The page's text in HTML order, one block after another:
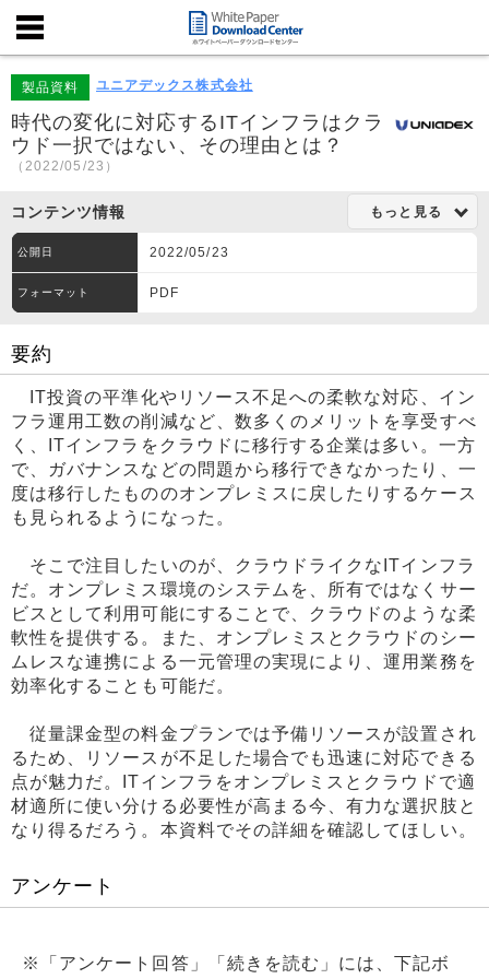
製品資料 ユニアデックス株式会社
時代の変化に対応するITインフラはクラ
ウド一択ではない、その理由とは？
（2022/05/23）
コンテンツ情報 もっと見る
公開日 2022/05/23
フォーマット PDF
要約
IT投資の平準化やリソース不足への柔軟な対応、イン
フラ運用工数の削減など、数多くのメリットを享受すべ
く、ITインフラをクラウドに移行する企業は多い。一方
で、ガバナンスなどの問題から移行できなかったり、一
度は移行したもののオンプレミスに戻したりするケース
も見られるようになった。
そこで注目したいのが、クラウドライクなITインフラ
だ。オンプレミス環境のシステムを、所有ではなくサー
ビスとして利用可能にすることで、クラウドのような柔
軟性を提供する。また、オンプレミスとクラウドのシー
ムレスな連携による一元管理の実現により、運用業務を
効率化することも可能だ。
従量課金型の料金プランでは予備リソースが設置され
るため、リソースが不足した場合でも迅速に対応できる
点が魅力だ。ITインフラをオンプレミスとクラウドで適
材適所に使い分ける必要性が高まる今、有力な選択肢と
なり得るだろう。本資料でその詳細を確認してほしい。
アンケート
※「アンケート回答」「続きを読む」には、下記ボ